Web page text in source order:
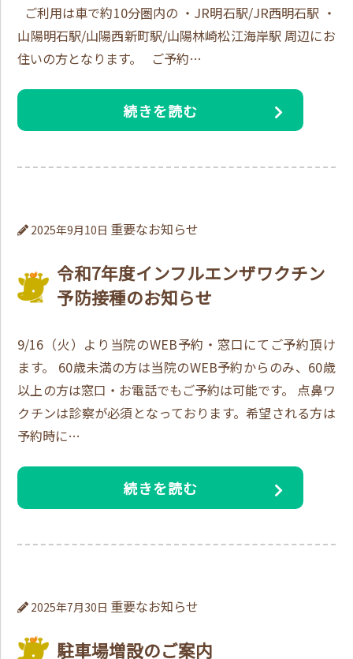
ご利用は車で約10分圏内の ・JR明石駅/JR西明石駅 ・
山陽明石駅/山陽西新町駅/山陽林崎松江海岸駅 周辺にお
住いの方となります。 ご予約…
続きを読む
2025年9月10日 重要なお知らせ
令和7年度インフルエンザワクチン
予防接種のお知らせ
9/16（火）より当院のWEB予約・窓口にてご予約頂け
ます。 60歳未満の方は当院のWEB予約からのみ、60歳
以上の方は窓口・お電話でもご予約は可能です。 点鼻ワ
クチンは診察が必須となっております。希望される方は
予約時に…
続きを読む
2025年7月30日 重要なお知らせ
駐車場増設のご案内